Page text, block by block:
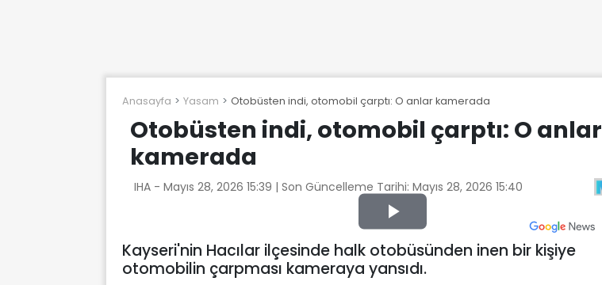
Anasayfa Yasam Otobüsten indi, otomobil çarptı: O anlar kamerada
Otobüsten indi, otomobil çarptı: O anlar
kamerada
IHA - Mayıs 28, 2026 15:39 | Son Güncelleme Tarihi: Mayıs 28, 2026 15:40
Play
Video
Kayseri'nin Hacılar ilçesinde halk otobüsünden inen bir kişiye
otomobilin çarpması kameraya yansıdı.